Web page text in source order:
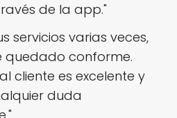
de la app."
servicios varias veces,
quedado conforme.
cliente es excelente y
duda